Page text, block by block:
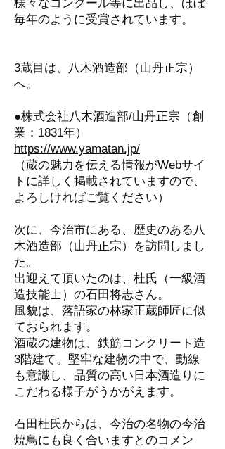
様々なコンクール等に出品し、ほぼ
毎年のように受賞されています。
3蔵目は、八木酒造部（山丹正宗）
へ。
●株式会社八木酒造部/山丹正宗（創
業：1831年）
https://www.yamatan.jp/
（蔵の魅力を伝える情報がWebサイ
トに詳しく掲載されていますので、
よろしければご覧ください）
次に、今治市にある、歴史のある八
木酒造部（山丹正宗）を訪問しまし
た。
出迎えて頂いたのは、杜氏（一級酒
造技能士）の石田将志さん。
風貌は、落語家の林家正蔵師匠に似
ておられます。
酒蔵の建物は、鉄筋コンクリート造
3階建て。堅牢な建物の中で、動線
も意識し、品質の高い日本酒造りに
こだわる様子がうかがえます。
石田杜氏からは、今治の名物の今治
焼鳥にも良く合いますとのコメン